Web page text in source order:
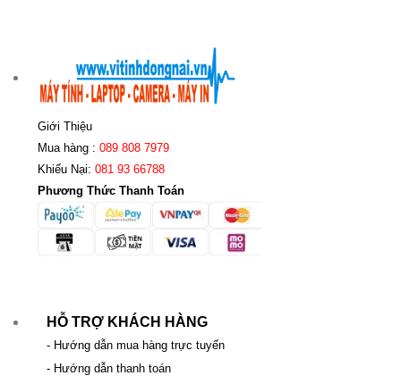
Giới Thiệu
Mua hàng : 089 808 7979
Khiếu Nại: 081 93 66788
Phương Thức Thanh Toán
HỖ TRỢ KHÁCH HÀNG
- Hướng dẫn mua hàng trực tuyến
- Hướng dẫn thanh toán